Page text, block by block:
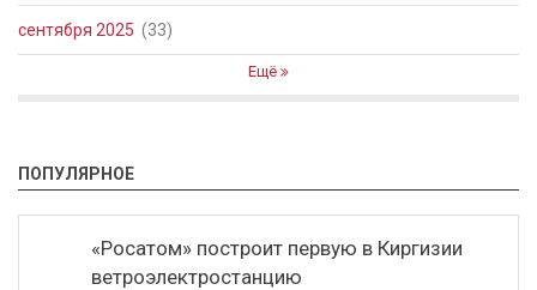
сентября 2025 (33)
Ещё
ПОПУЛЯРНОЕ
«Росатом» построит первую в Киргизии
ветроэлектростанцию